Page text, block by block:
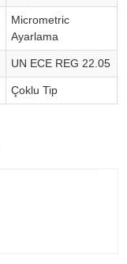
Micrometric
Ayarlama
UN ECE REG 22.05
Çoklu Tip